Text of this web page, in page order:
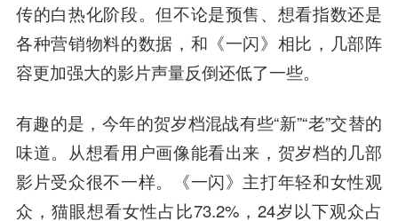
传的白热化阶段。但不论是预售、想看指数还是
各种营销物料的数据，和《一闪》相比，几部阵
容更加强大的影片声量反倒还低了一些。
有趣的是，今年的贺岁档混战有些“新”“老”交替的
味道。从想看用户画像能看出来，贺岁档的几部
影片受众很不一样。《一闪》主打年轻和女性观
众，猫眼想看女性占比73.2%，24岁以下观众占